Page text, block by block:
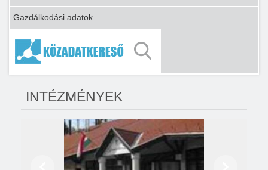
Gazdálkodási adatok
INTÉZMÉNYEK